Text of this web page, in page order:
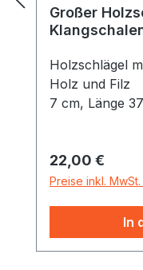
Großer
Holzschlägel mit
Holz und Filz
7 cm, Länge
Regulärer
22,00 €
Preise inkl.
In